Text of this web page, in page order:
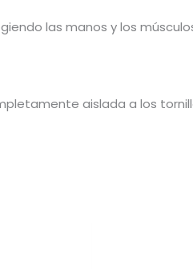
las manos y los
aislada a los